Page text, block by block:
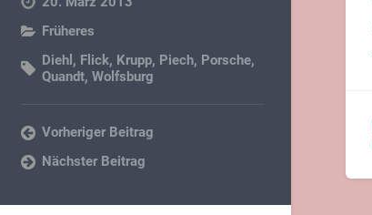
Früheres
Diehl , Flick, Krupp, Piech, Porsche,
Quandt,Wolfsburg
Vorheriger Beitrag
Nächster Beitrag